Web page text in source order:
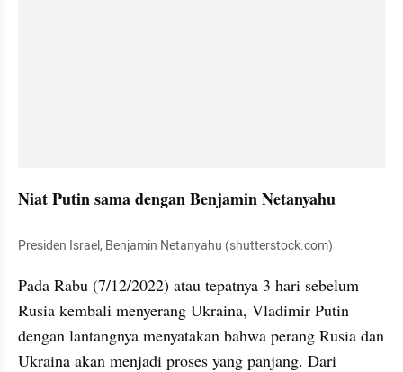
Niat Putin sama dengan Benjamin Netanyahu
Presiden Israel, Benjamin Netanyahu (shutterstock.com)
Pada Rabu (7/12/2022) atau tepatnya 3 hari sebelum
Rusia kembali menyerang Ukraina, Vladimir Putin
dengan lantangnya menyatakan bahwa perang Rusia dan
Ukraina akan menjadi proses yang panjang. Dari